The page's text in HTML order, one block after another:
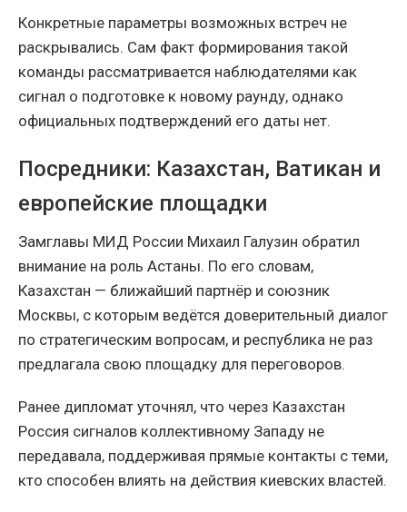
Конкретные параметры возможных встреч не
раскрывались. Сам факт формирования такой
команды рассматривается наблюдателями как
сигнал о подготовке к новому раунду, однако
официальных подтверждений его даты нет.
Посредники: Казахстан, Ватикан и
европейские площадки
Замглавы МИД России Михаил Галузин обратил
внимание на роль Астаны. По его словам,
Казахстан — ближайший партнёр и союзник
Москвы, с которым ведётся доверительный диалог
по стратегическим вопросам, и республика не раз
предлагала свою площадку для переговоров.
Ранее дипломат уточнял, что через Казахстан
Россия сигналов коллективному Западу не
передавала, поддерживая прямые контакты с теми,
кто способен влиять на действия киевских властей.